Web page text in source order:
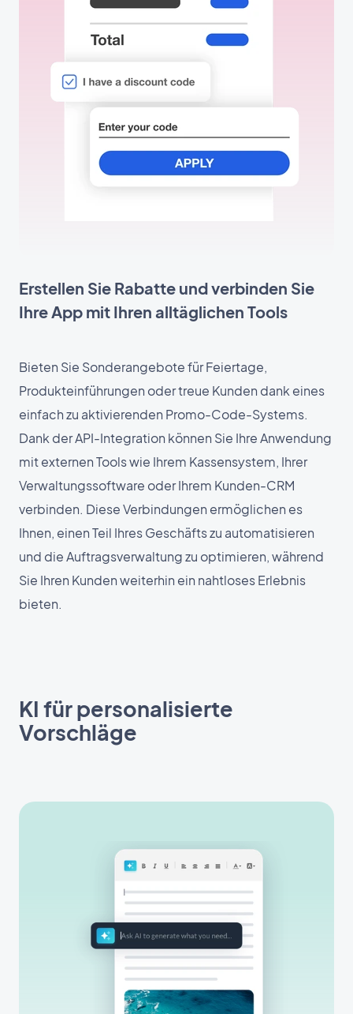
Erstellen Sie Rabatte und verbinden Sie
Ihre App mit Ihren alltäglichen Tools
Bieten Sie Sonderangebote für Feiertage,
Produkteinführungen oder treue Kunden dank eines
einfach zu aktivierenden Promo-Code-Systems.
Dank der API-Integration können Sie Ihre Anwendung
mit externen Tools wie Ihrem Kassensystem, Ihrer
Verwaltungssoftware oder Ihrem Kunden-CRM
verbinden. Diese Verbindungen ermöglichen es
Ihnen, einen Teil Ihres Geschäfts zu automatisieren
und die Auftragsverwaltung zu optimieren, während
Sie Ihren Kunden weiterhin ein nahtloses Erlebnis
bieten.
KI für personalisierte
Vorschläge